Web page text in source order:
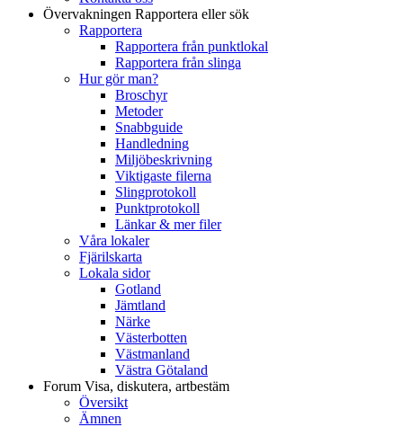
Övervakningen Rapportera eller sök
Rapportera
Rapportera från punktlokal
Rapportera från slinga
Hur gör man?
Broschyr
Metoder
Snabbguide
Handledning
Miljöbeskrivning
Viktigaste filerna
Slingprotokoll
Punktprotokoll
Länkar & mer filer
Våra lokaler
Fjärilskarta
Lokala sidor
Gotland
Jämtland
Närke
Västerbotten
Västmanland
Västra Götaland
Forum Visa, diskutera, artbestäm
Översikt
Ämnen